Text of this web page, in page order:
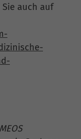
auch auf